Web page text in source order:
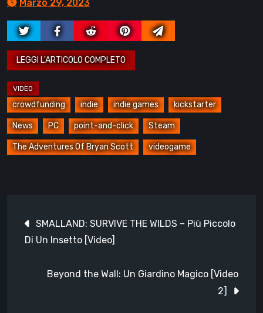
Marzo 29, 2023
crowdfunding indie indie games kickstarter
News PC point-and-click Steam
The Adventures Of Bryan Scott videogame
articoli
SMALLAND: SURVIVE THE WILDS – Più Piccolo
Di Un Insetto [Video]
Beyond the Wall: Un Giardino Magico [Video
2]